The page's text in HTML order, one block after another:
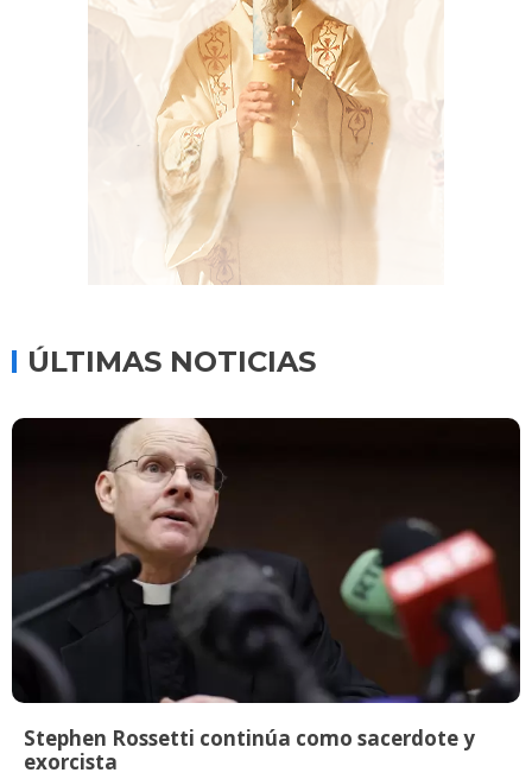
ÚLTIMAS NOTICIAS
Stephen Rossetti continúa como sacerdote y
exorcista